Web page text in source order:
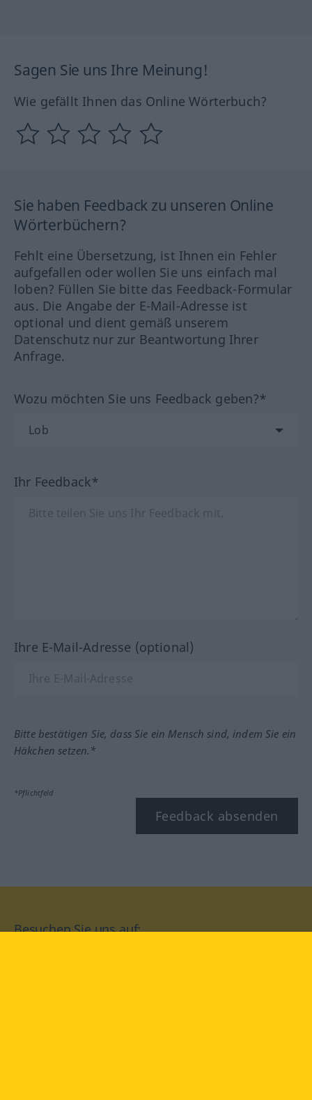
Sagen Sie uns Ihre Meinung!
Wie gefällt Ihnen das Online Wörterbuch?
Sie haben Feedback zu unseren Online
Wörterbüchern?
Fehlt eine Übersetzung, ist Ihnen ein Fehler
aufgefallen oder wollen Sie uns einfach mal
loben? Füllen Sie bitte das Feedback-Formular
aus. Die Angabe der E-Mail-Adresse ist
optional und dient gemäß unserem
Datenschutz nur zur Beantwortung Ihrer
Anfrage.
Wozu möchten Sie uns Feedback geben?*
Ihr Feedback*
Ihre E-Mail-Adresse (optional)
Bitte bestätigen Sie, dass Sie ein Mensch sind, indem Sie ein
Häkchen setzen.*
*Pflichtfeld
Feedback absenden
Besuchen Sie uns auf: